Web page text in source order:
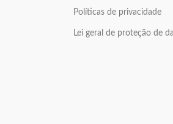
Políticas de privacidade
Lei geral de proteção de